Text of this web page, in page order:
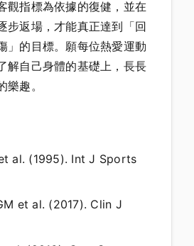
觀指標為依據的復健，並在
步返場，才能真正達到「回
」的目標。願每位熱愛運動
解自己身體的基礎上，長長
趣。
al. (1995). Int J Sports
et al. (2017). Clin J